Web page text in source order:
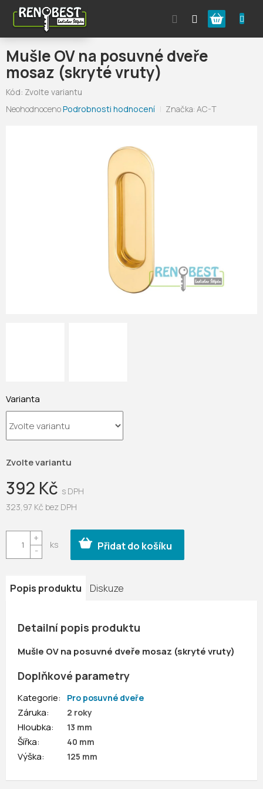
obsah
Nákupní
košík
Mušle OV na posuvné dveře
mosaz (skryté vruty)
Kód: Zvolte variantu
Průměrné
NeohodnocenoPodrobnosti hodnocení Značka:AC-T
392 Kč
323,97 Kč bez DPH
cena:
Zvolte variantu
Varianta
Přidat do košíku
Popis produktu Diskuze
Detailní popis produktu
Mušle OV na posuvné dveře mosaz (skryté vruty)
Doplňkové parametry
Kategorie: Pro posuvné dveře
Záruka: 2 roky
Hloubka: 13 mm
Šířka: 40 mm
Výška: 125 mm